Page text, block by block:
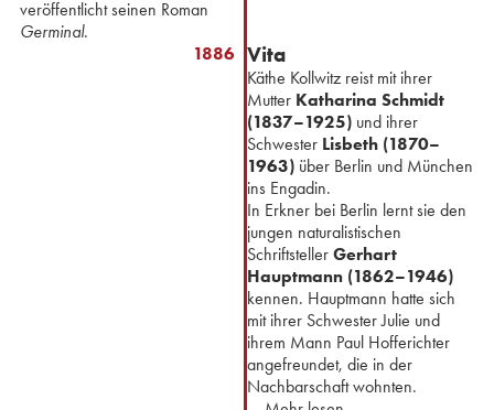
veröffentlicht seinen Roman
Germinal.
Vita
Käthe Kollwitz reist mit ihrer
Mutter Katharina Schmidt
(1837–1925) und ihrer
Schwester Lisbeth (1870–
1963) über Berlin und München
ins Engadin.
In Erkner bei Berlin lernt sie den
jungen naturalistischen
Schriftsteller Gerhart
Hauptmann (1862–1946)
kennen. Hauptmann hatte sich
mit ihrer Schwester Julie und
ihrem Mann Paul Hofferichter
angefreundet, die in der
Nachbarschaft wohnten.
1886